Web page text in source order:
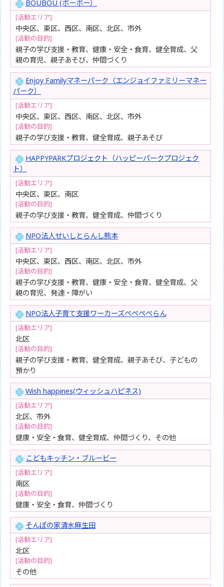
BOUBOU (ボーボー）
[活動エリア]
中央区、東区、西区、南区、北区、市外
[活動の目的]
親子の学び支援・教育、健康・安全・食育、健全育成、父
親の育児、親子あそび、仲間づくり
Enjoy Familyマネーパーク（エンジョイファミリーマネー
パーク）
[活動エリア]
中央区、東区、西区、南区、北区、市外
[活動の目的]
親子の学び支援・教育、健全育成、親子あそび
HAPPYPARKプロジェクト（ハッピーパークプロジェク
ト）
[活動エリア]
中央区、東区、南区
[活動の目的]
親子の学び支援・教育、健全育成、仲間づくり
NPO法人せいしとらんし熊本
[活動エリア]
中央区、東区、西区、南区、北区、市外
[活動の目的]
親子の学び支援・教育、健康・安全・食育、健全育成、父
親の育児、発達・障がい
NPO法人子育て支援ワーカーズぺぺぺぺらん
[活動エリア]
北区
[活動の目的]
親子の学び支援・教育、健全育成、親子あそび、子どもの
預かり
Wish happines(ウィッシュハピネス)
[活動エリア]
北区、市外
[活動の目的]
健康・安全・食育、健全育成、仲間づくり、その他
こどもキッチン・ブルービー
[活動エリア]
南区
[活動の目的]
健康・安全・食育、仲間づくり
そんぽの家清水麻生田
[活動エリア]
北区
[活動の目的]
その他